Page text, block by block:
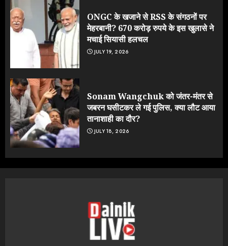
ONGC के खजाने से RSS के संगठनों पर
मेहरबानी? 670 करोड़ रुपये के इस खुलासे ने
मचाई सियासी हलचल
JULY 19, 2026
Sonam Wangchuk को जंतर-मंतर से
जबरन घसीटकर ले गई पुलिस, क्या लौट आया
तानाशाही का दौर?
JULY 18, 2026